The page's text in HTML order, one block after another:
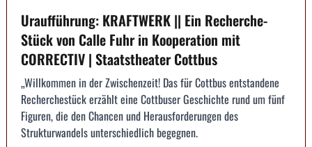
Uraufführung: KRAFTWERK || Ein Recherche-
Stück von Calle Fuhr in Kooperation mit
CORRECTIV | Staatstheater Cottbus
„Willkommen in der Zwischenzeit! Das für Cottbus entstandene
Recherchestück erzählt eine Cottbuser Geschichte rund um fünf
Figuren, die den Chancen und Herausforderungen des
Strukturwandels unterschiedlich begegnen.